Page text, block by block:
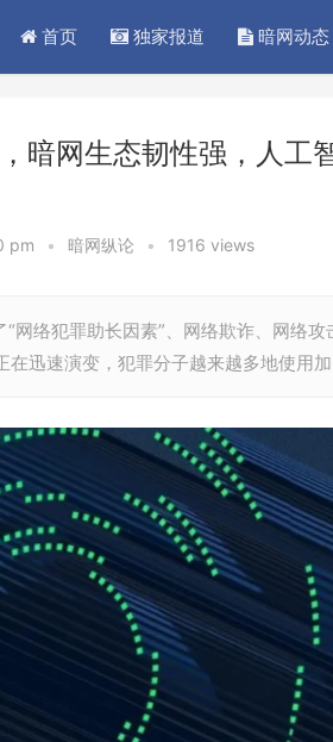
首页 独家报道 暗网动态
暗网生态韧性强，人工
pm • 暗网纵论 • 1916 views
网络犯罪助长因素”、网络欺诈、网络
迅速演变，犯罪分子越来越多地使用